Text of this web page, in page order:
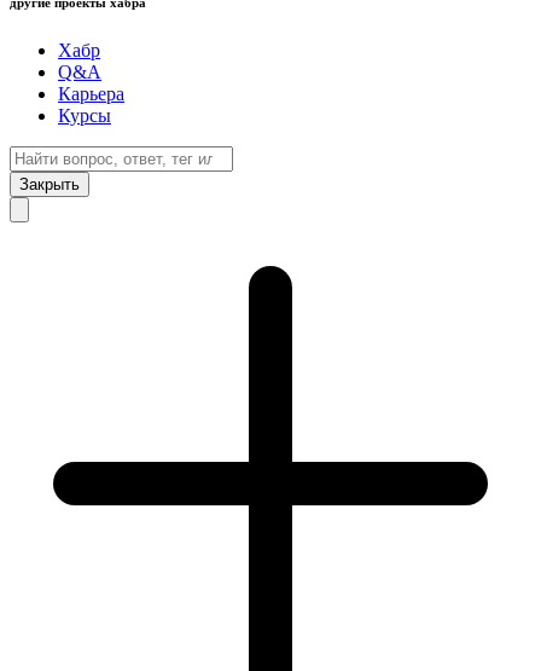
Хабр
Q&A
Карьера
Курсы
Закрыть